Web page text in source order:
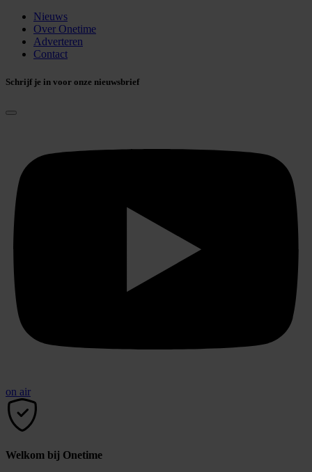
Nieuws
Over Onetime
Adverteren
Contact
Schrijf je in voor onze nieuwsbrief
on air
Welkom bij Onetime